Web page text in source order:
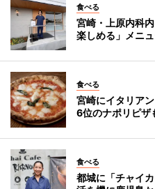
食べる
宮崎・上原内科
楽しめる」メニ
食べる
宮崎にイタリア
6位のナポリピザ
食べる
都城に「チャイ